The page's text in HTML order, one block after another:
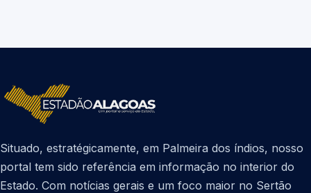
Situado, estratégicamente, em Palmeira dos índios, nosso
portal tem sido referência em informação no interior do
Estado. Com notícias gerais e um foco maior no Sertão